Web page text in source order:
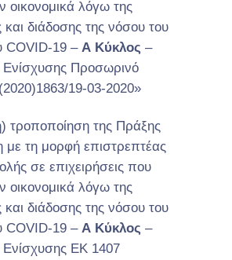
οικονομικά λόγω της
και διάδοσης της νόσου του
COVID-19 – Α Κύκλος –
Προσωρινό
19-03-2020»
τροποποίηση της Πράξης
με τη μορφή επιστρεπτέας
σε επιχειρήσεις που
οικονομικά λόγω της
και διάδοσης της νόσου του
COVID-19 – Α Κύκλος –
EK 1407